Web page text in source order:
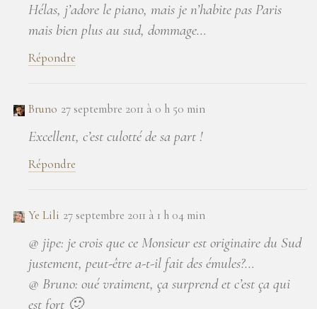
Hélas, j’adore le piano, mais je n’habite pas Paris
mais bien plus au sud, dommage…
Répondre
Bruno 27 septembre 2011 à 0 h 50 min
Excellent, c’est culotté de sa part !
Répondre
Ye Lili 27 septembre 2011 à 1 h 04 min
@ jipe: je crois que ce Monsieur est originaire du Sud
justement, peut-être a-t-il fait des émules?…
@ Bruno: oué vraiment, ça surprend et c’est ça qui
est fort 🙂